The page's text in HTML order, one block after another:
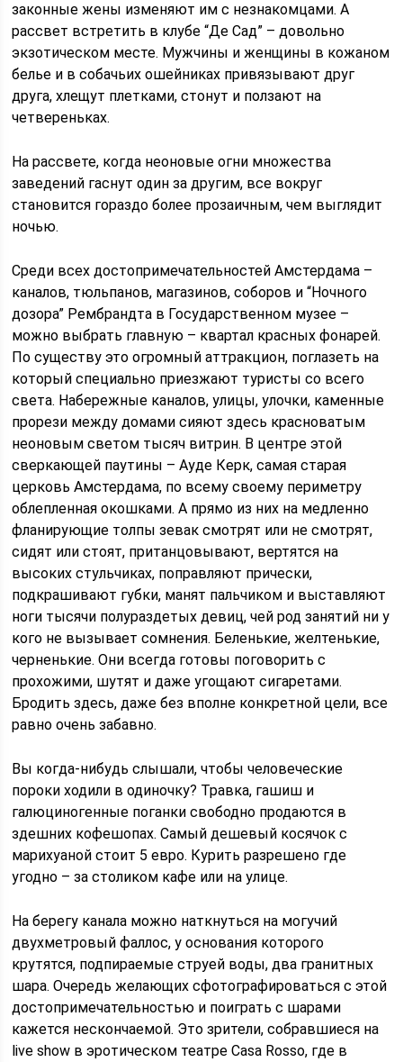
законные жены изменяют им с незнакомцами. А
рассвет встретить в клубе “Де Сад” – довольно
экзотическом месте. Мужчины и женщины в кожаном
белье и в собачьих ошейниках привязывают друг
друга, хлещут плетками, стонут и ползают на
четвереньках.
На рассвете, когда неоновые огни множества
заведений гаснут один за другим, все вокруг
становится гораздо более прозаичным, чем выглядит
ночью.
Среди всех достопримечательностей Амстердама –
каналов, тюльпанов, магазинов, соборов и “Ночного
дозора” Рембрандта в Государственном музее –
можно выбрать главную – квартал красных фонарей.
По существу это огромный аттракцион, поглазеть на
который специально приезжают туристы со всего
света. Набережные каналов, улицы, улочки, каменные
прорези между домами сияют здесь красноватым
неоновым светом тысяч витрин. В центре этой
сверкающей паутины – Ауде Керк, самая старая
церковь Амстердама, по всему своему периметру
облепленная окошками. А прямо из них на медленно
фланирующие толпы зевак смотрят или не смотрят,
сидят или стоят, пританцовывают, вертятся на
высоких стульчиках, поправляют прически,
подкрашивают губки, манят пальчиком и выставляют
ноги тысячи полураздетых девиц, чей род занятий ни у
кого не вызывает сомнения. Беленькие, желтенькие,
черненькие. Они всегда готовы поговорить с
прохожими, шутят и даже угощают сигаретами.
Бродить здесь, даже без вполне конкретной цели, все
равно очень забавно.
Вы когда-нибудь слышали, чтобы человеческие
пороки ходили в одиночку? Травка, гашиш и
галюциногенные поганки свободно продаются в
здешних кофешопах. Самый дешевый косячок с
марихуаной стоит 5 евро. Курить разрешено где
угодно – за столиком кафе или на улице.
На берегу канала можно наткнуться на могучий
двухметровый фаллос, у основания которого
крутятся, подпираемые струей воды, два гранитных
шара. Очередь желающих сфотографироваться с этой
достопримечательностью и поиграть с шарами
кажется нескончаемой. Это зрители, собравшиеся на
live show в эротическом театре Casa Rosso, где в